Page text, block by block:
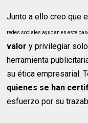
Junto a ello creo que
redes sociales ayudan en este
valory privilegiar
herramienta
su ética empresarial.
quienes se han
esfuerzo por su